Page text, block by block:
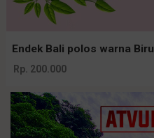
Endek Bali polos warna Biru
Rp. 200.000